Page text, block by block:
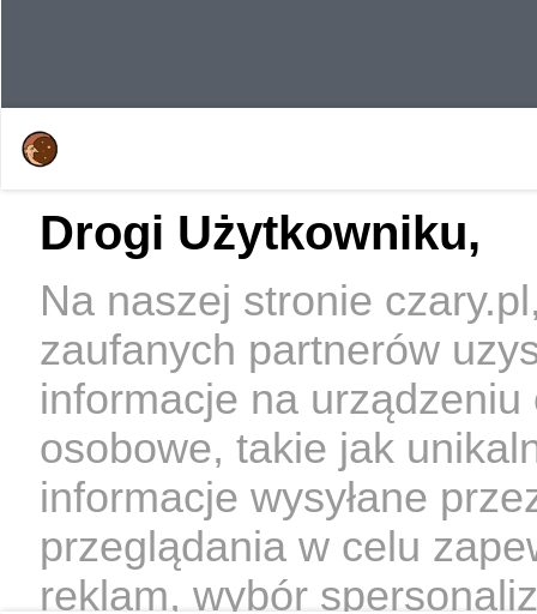
Drogi Użytkowniku,
Na naszej stronie
zaufanych partnerów
informacje na
osobowe, takie jak
informacje wysyłane
przeglądania w celu
reklam, wybór